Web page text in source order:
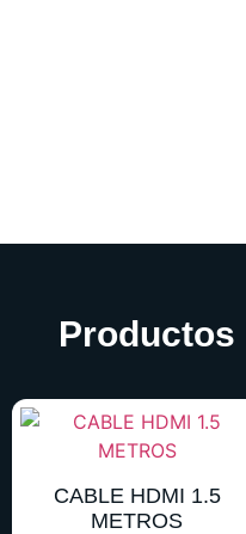
Productos
CABLE HDMI 1.5
METROS